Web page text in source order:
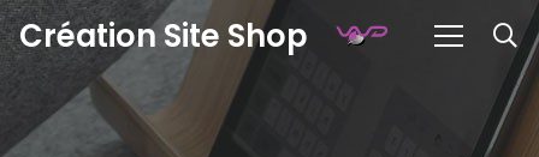
Création Site Shop